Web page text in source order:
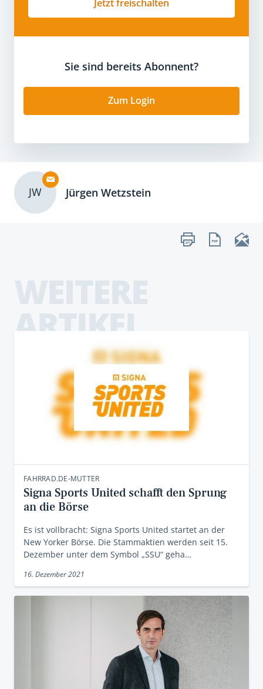
Jetzt freischalten
Sie sind bereits Abonnent?
Zum Login
JW Jürgen Wetzstein
ARTIKEL
FAHRRAD.DE-MUTTER
Signa Sports United schafft den Sprung
an die Börse
Es ist vollbracht: Signa Sports United startet an der
New Yorker Börse. Die Stammaktien werden seit 15.
Dezember unter dem Symbol „SSU“ geha…
16. Dezember 2021